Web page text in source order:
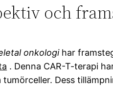
och
onkologihar
. Denna CAR-T-terapi
Dess